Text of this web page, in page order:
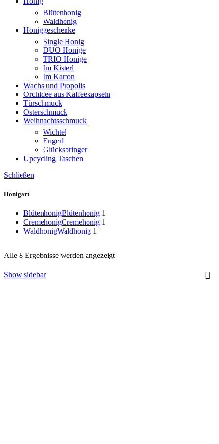
Blütenhonig
Waldhonig
Honiggeschenke
Single Honig
DUO Honige
TRIO Honige
Im Kisterl
Im Karton
Wachs und Propolis
Orchidee aus Kaffeekapseln
Türschmuck
Osterschmuck
Weihnachtsschmuck
Wichtel
Engerl
Glücksbringer
Upcycling Taschen
Schließen
Honigart
BlütenhonigBlütenhonig 1
CremehonigCremehonig 1
WaldhonigWaldhonig 1
Alle 8 Ergebnisse werden angezeigtNach
Show sidebar